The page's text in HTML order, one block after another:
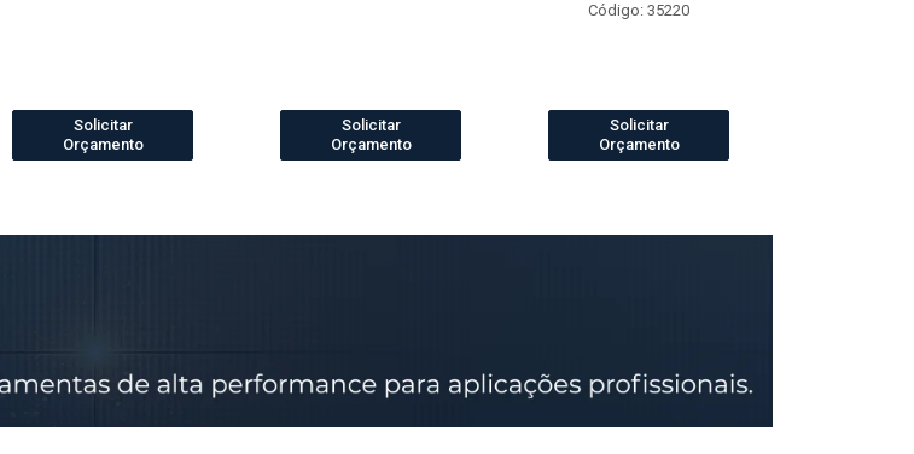
Solicitar
Orçamento
Solicitar
Orçamento
Código: 35220
Solicitar
Orçamento